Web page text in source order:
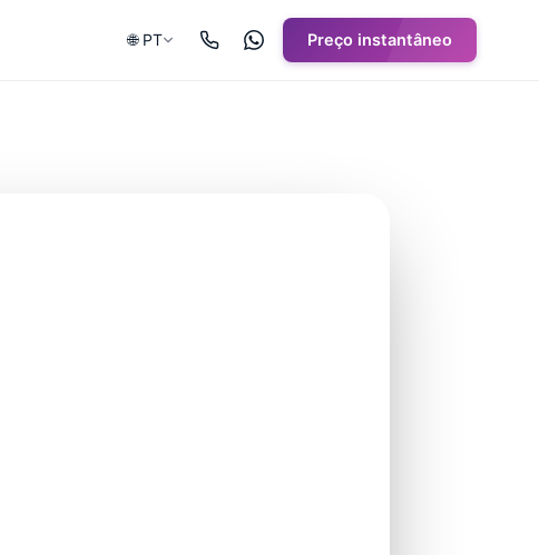
🌐 PT Preço instantâneo